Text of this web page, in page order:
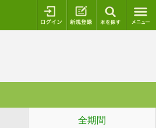
ログイン 新規登録
全期間